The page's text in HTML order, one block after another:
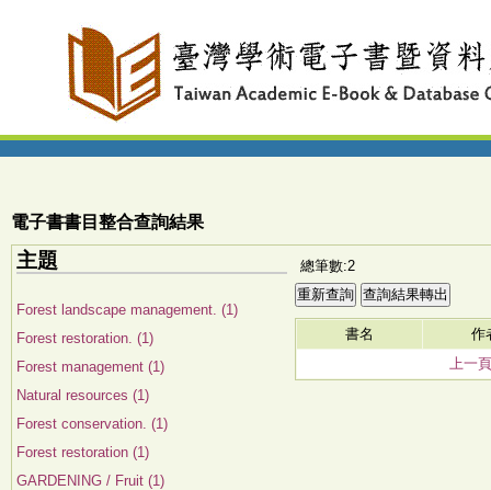
電子書書目整合查詢結果
主題
Forest landscape management. (1)
Forest restoration. (1)
Forest management (1)
Natural resources (1)
Forest conservation. (1)
Forest restoration (1)
GARDENING / Fruit (1)
總筆數:2
書名
作
上一頁